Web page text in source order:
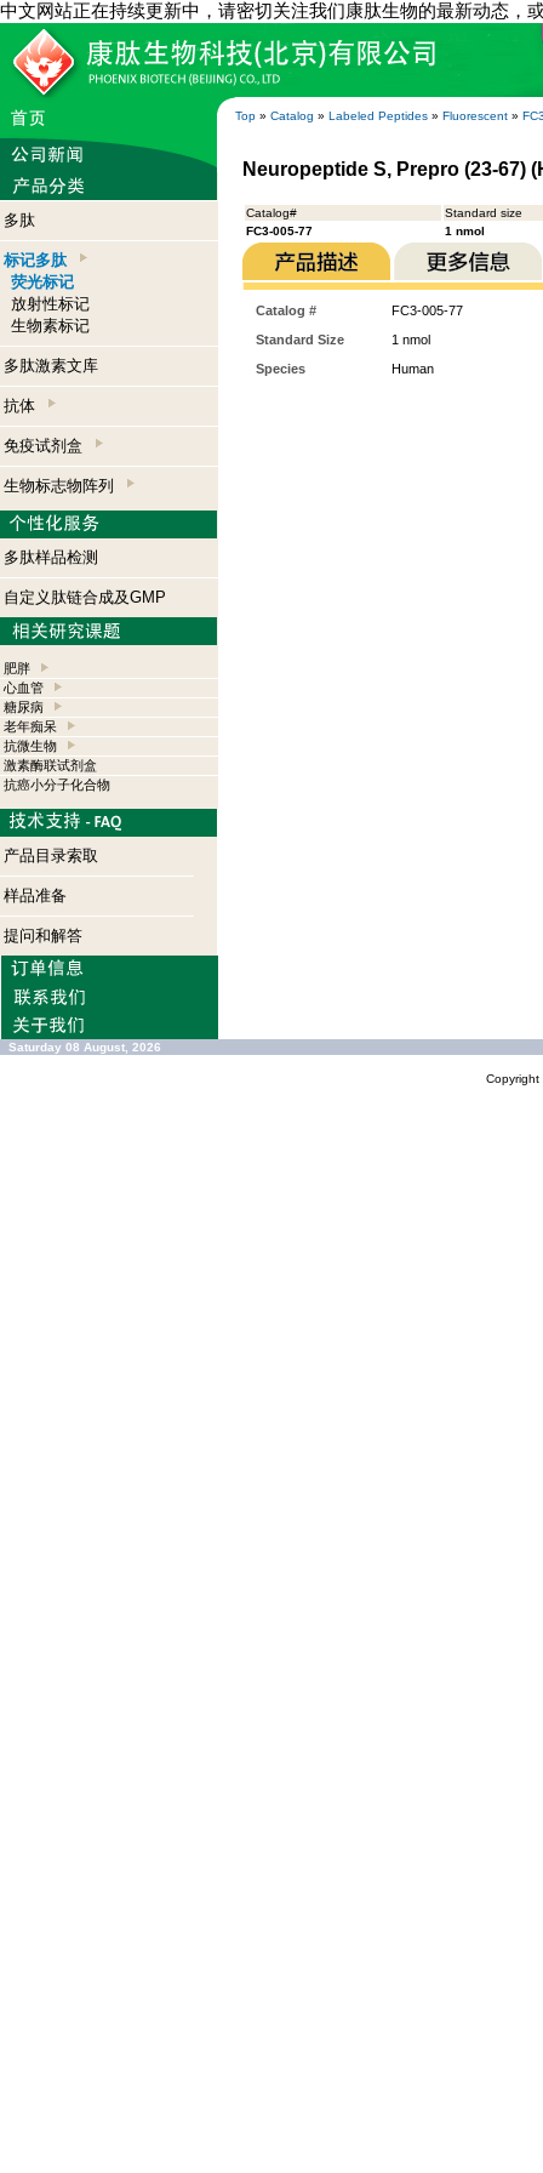
中文网站正在持续更新中，请密切关注我们康肽生物的最新动态，
Top » Catalog » Labeled Peptides » Fluorescent »
多肽
标记多肽
荧光标记
放射性标记
生物素标记
多肽激素文库
抗体
免疫试剂盒
生物标志物阵列
多肽样品检测
自定义肽链合成及GMP
肥胖
心血管
糖尿病
老年痴呆
抗微生物
激素酶联试剂盒
抗癌小分子化合物
产品目录索取
样品准备
提问和解答
Neuropeptide S, Prepro (23-67)
Catalog#
Standard size
FC3-005-77
1 nmol
Catalog #
FC3-005-77
Standard Size
1 nmol
Species
Human
Saturday 08 August, 2026